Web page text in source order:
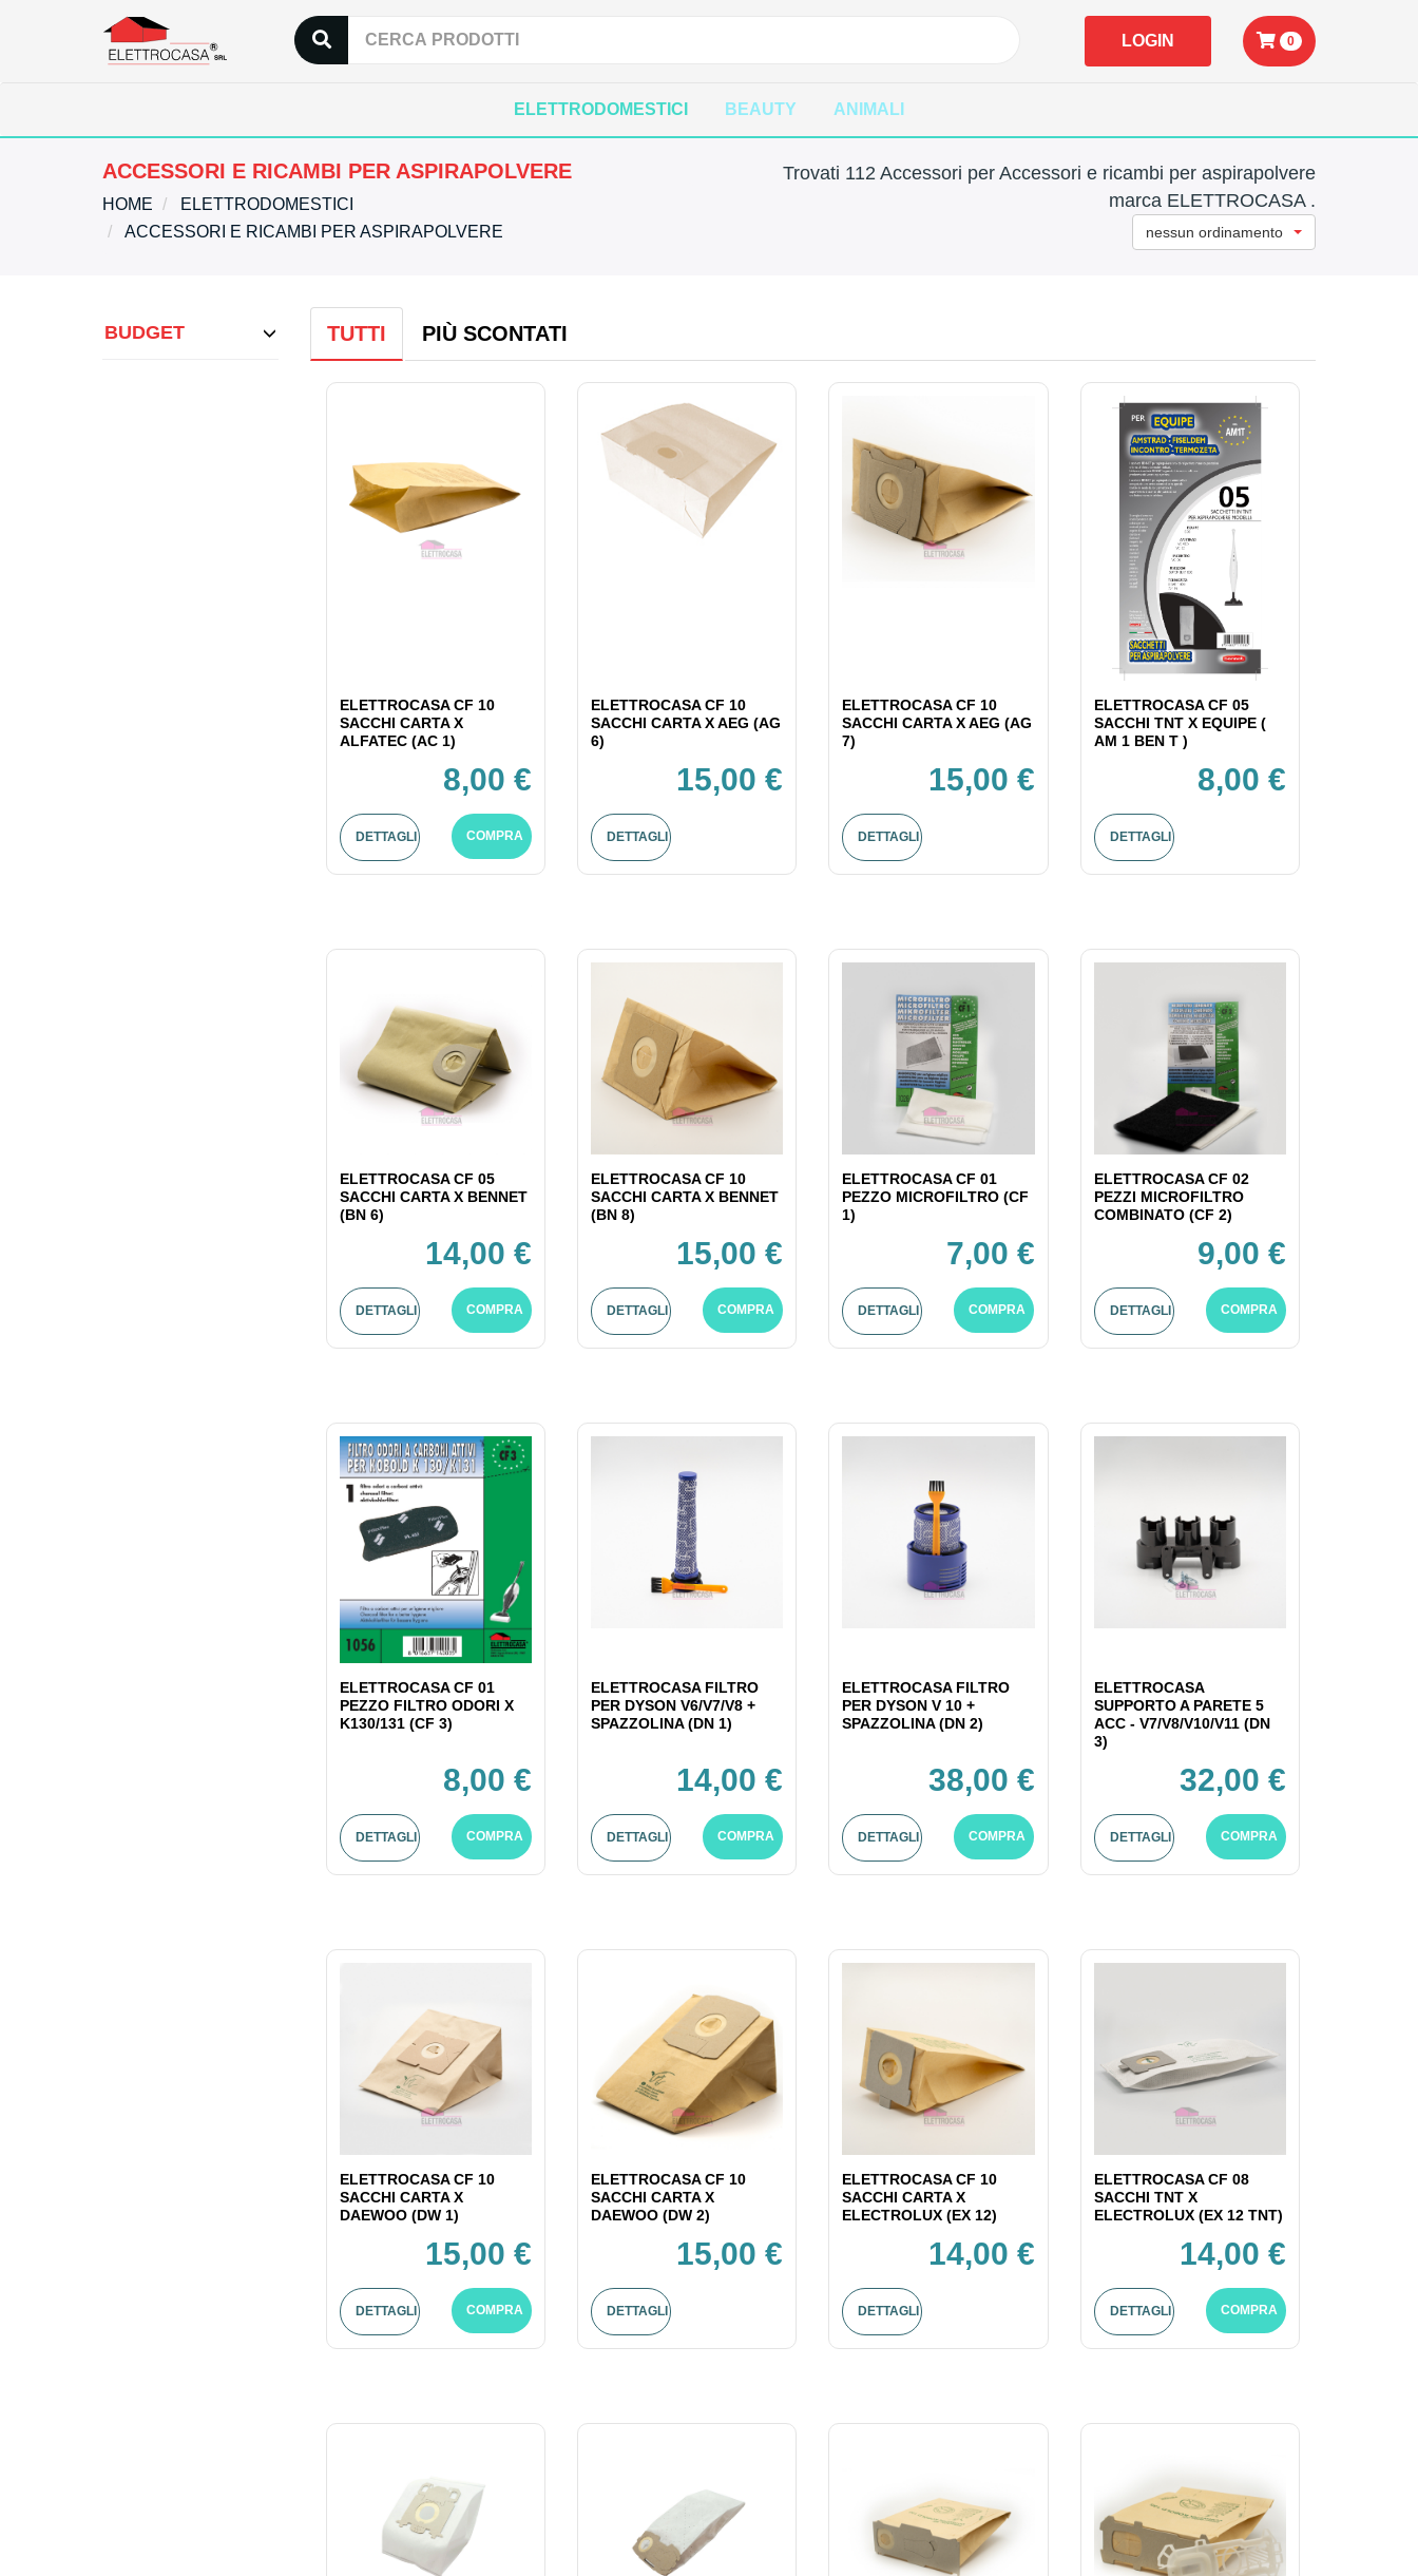
LOGIN 0
ELETTRODOMESTICI BEAUTY ANIMALI
ACCESSORI E RICAMBI PER ASPIRAPOLVERE
HOME
ELETTRODOMESTICI
ACCESSORI E RICAMBI PER ASPIRAPOLVERE
Trovati 112 Accessori per Accessori e ricambi per aspirapolvere
marca ELETTROCASA .
nessun ordinamento
BUDGET TUTTI PIÙ SCONTATI
ELETTROCASA CF 10
SACCHI CARTA X
ALFATEC (AC 1)
8,00 €
DETTAGLI COMPRA
ELETTROCASA CF 10
SACCHI CARTA X AEG (AG
6)
15,00 €
DETTAGLI
ELETTROCASA CF 10
SACCHI CARTA X AEG (AG
7)
15,00 €
DETTAGLI
ELETTROCASA CF 05
SACCHI TNT X EQUIPE (
AM 1 BEN T )
8,00 €
DETTAGLI
ELETTROCASA CF 05
SACCHI CARTA X BENNET
(BN 6)
14,00 €
DETTAGLI COMPRA
ELETTROCASA CF 10
SACCHI CARTA X BENNET
(BN 8)
15,00 €
DETTAGLI COMPRA
ELETTROCASA CF 01
PEZZO MICROFILTRO (CF
1)
7,00 €
DETTAGLI COMPRA
ELETTROCASA CF 02
PEZZI MICROFILTRO
COMBINATO (CF 2)
9,00 €
DETTAGLI COMPRA
ELETTROCASA CF 01
PEZZO FILTRO ODORI X
K130/131 (CF 3)
8,00 €
DETTAGLI COMPRA
ELETTROCASA FILTRO
PER DYSON V6/V7/V8 +
SPAZZOLINA (DN 1)
14,00 €
DETTAGLI COMPRA
ELETTROCASA FILTRO
PER DYSON V 10 +
SPAZZOLINA (DN 2)
38,00 €
DETTAGLI COMPRA
ELETTROCASA
SUPPORTO A PARETE 5
ACC - V7/V8/V10/V11 (DN
3)
32,00 €
DETTAGLI COMPRA
ELETTROCASA CF 10
SACCHI CARTA X
DAEWOO (DW 1)
15,00 €
DETTAGLI COMPRA
ELETTROCASA CF 10
SACCHI CARTA X
DAEWOO (DW 2)
15,00 €
DETTAGLI
ELETTROCASA CF 10
SACCHI CARTA X
ELECTROLUX (EX 12)
14,00 €
DETTAGLI
ELETTROCASA CF 08
SACCHI TNT X
ELECTROLUX (EX 12 TNT)
14,00 €
DETTAGLI COMPRA